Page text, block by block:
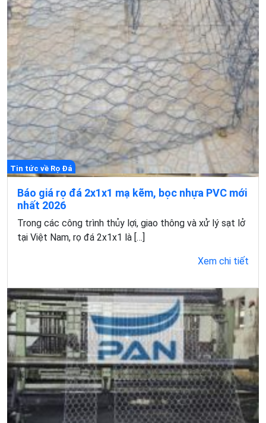
Tin tức về Rọ Đá
Báo giá rọ đá 2x1x1 mạ kẽm, bọc nhựa PVC mới
nhất 2026
Trong các công trình thủy lợi, giao thông và xử lý sạt lở
tại Việt Nam, rọ đá 2x1x1 là […]
Xem chi tiết